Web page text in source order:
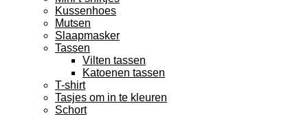
Kussenhoes
Mutsen
Slaapmasker
Tassen
Vilten tassen
Katoenen tassen
T-shirt
Tasjes om in te kleuren
Schort